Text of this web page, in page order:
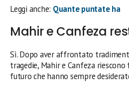
Leggi anche: Quante puntate ha
Mahir e Canfeza
Sì. Dopo aver affrontato
tragedie, Mahir e Canfeza
futuro che hanno sempre